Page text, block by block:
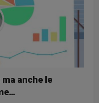
anche le